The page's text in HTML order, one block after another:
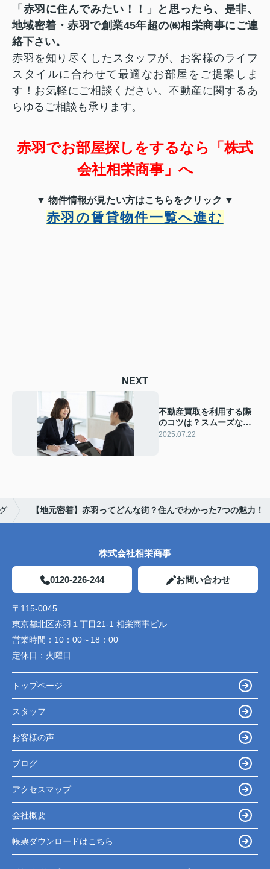
「赤羽に住んでみたい！！」と思ったら、是非、
地域密着・赤羽で創業45年超の㈱相栄商事にご連
絡下さい。
赤羽を知り尽くしたスタッフが、お客様のライフ
スタイルに合わせて最適なお部屋をご提案しま
す！ お気軽にご相談ください。不動産に関するあ
らゆるご相談も承ります。
赤羽でお部屋探しをするなら「株式
会社相栄商事」へ
▼ 物件情報が見たい方はこちらをクリック ▼
赤羽の賃貸物件一覧へ進む
NEXT
不動産買取を利用する際
のコツは？スムーズな取
引実現に方法も解説
2025.07.22
【地元密着】赤羽ってどんな街？住んでわかった7つの魅力！
株式会社相栄商事
0120-226-244 お問い合わせ
〒115-0045
東京都北区赤羽１丁目21-1 相栄商事ビル
営業時間： 10：00～18：00
定休日： 火曜日
トップページ
スタッフ
お客様の声
ブログ
アクセスマップ
会社概要
帳票ダウンロードはこちら